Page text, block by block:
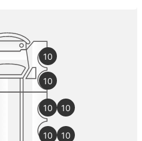
10
10
10 10
10 10